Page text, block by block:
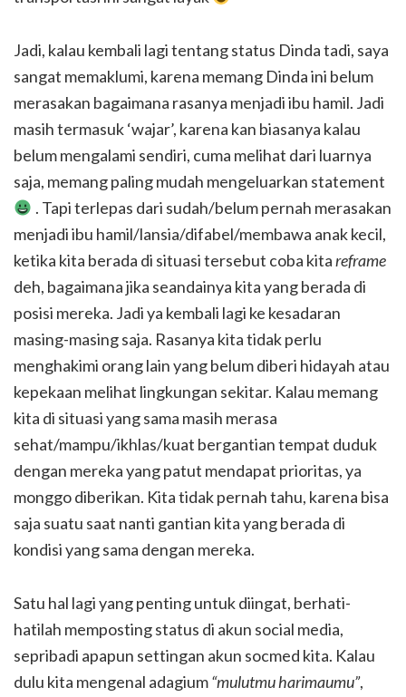
Jadi, kalau kembali lagi tentang status Dinda tadi, saya
sangat memaklumi, karena memang Dinda ini belum
merasakan bagaimana rasanya menjadi ibu hamil. Jadi
masih termasuk ‘wajar’, karena kan biasanya kalau
belum mengalami sendiri, cuma melihat dari luarnya
saja, memang paling mudah mengeluarkan statement
. Tapi terlepas dari sudah/belum pernah merasakan
menjadi ibu hamil/lansia/difabel/membawa anak kecil,
ketika kita berada di situasi tersebut coba kitareframe
deh, bagaimana jika seandainya kita yang berada di
posisi mereka. Jadi ya kembali lagi ke kesadaran
masing-masing saja. Rasanya kita tidak perlu
menghakimi orang lain yang belum diberi hidayah atau
kepekaan melihat lingkungan sekitar. Kalau memang
kita di situasi yang sama masih merasa
sehat/mampu/ikhlas/kuat bergantian tempat duduk
dengan mereka yang patut mendapat prioritas, ya
monggo diberikan. Kita tidak pernah tahu, karena bisa
saja suatu saat nanti gantian kita yang berada di
kondisi yang sama dengan mereka.
Satu hal lagi yang penting untuk diingat, berhati-
hatilah memposting status di akun social media,
sepribadi apapun settingan akun socmed kita. Kalau
dulu kita mengenal adagium“mulutmu harimaumu”,